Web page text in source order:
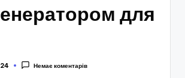
для
Немає коментарів